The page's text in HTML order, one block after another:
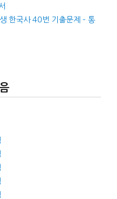
한국사 40번 기출문제 – 통